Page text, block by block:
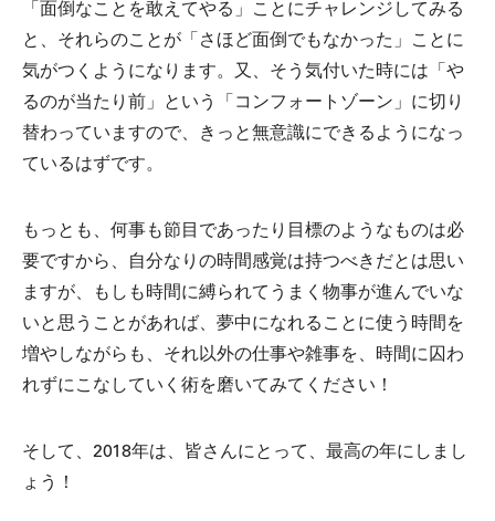
「面倒なことを敢えてやる」ことにチャレンジしてみる
と、それらのことが「さほど面倒でもなかった」ことに
気がつくようになります。又、そう気付いた時には「や
るのが当たり前」という「コンフォートゾーン」に切り
替わっていますので、きっと無意識にできるようになっ
ているはずです。
もっとも、何事も節目であったり目標のようなものは必
要ですから、自分なりの時間感覚は持つべきだとは思い
ますが、もしも時間に縛られてうまく物事が進んでいな
いと思うことがあれば、夢中になれることに使う時間を
増やしながらも、それ以外の仕事や雑事を、時間に囚わ
れずにこなしていく術を磨いてみてください！
そして、2018年は、皆さんにとって、最高の年にしまし
ょう！